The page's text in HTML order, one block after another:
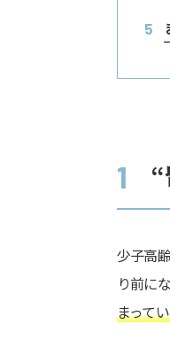
5
1
少子高
り前に
まって